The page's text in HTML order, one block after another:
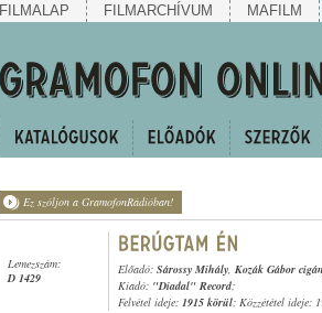
FILMALAP FILMARCHÍVUM MAFILM
Ez szóljon a GramofonRádióban!
Lemezszám:
D 1429
Előadó: Sárossy Mihály, Kozák Gábor
Kiadó: "Diadal" Record;
Felvétel ideje: 1915 körül; Közzététel ideje: